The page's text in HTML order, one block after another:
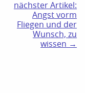
nächster Artikel:
Angst vorm
Fliegen und der
Wunsch, zu
wissen →